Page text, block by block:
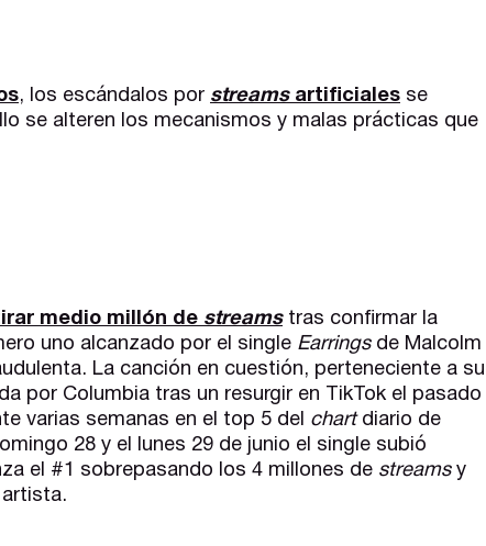
, los escándalos por streamsartificiales se
se alteren los mecanismos y malas prácticas que
medio millón de streamstras confirmar la
uno alcanzado por el single Earringsde Malcolm
La canción en cuestión, perteneciente a su
por Columbia tras un resurgir en TikTok el pasado
varias semanas en el top 5 del chartdiario de
28 y el lunes 29 de junio el single subió
el #1 sobrepasando los 4 millones de streams y